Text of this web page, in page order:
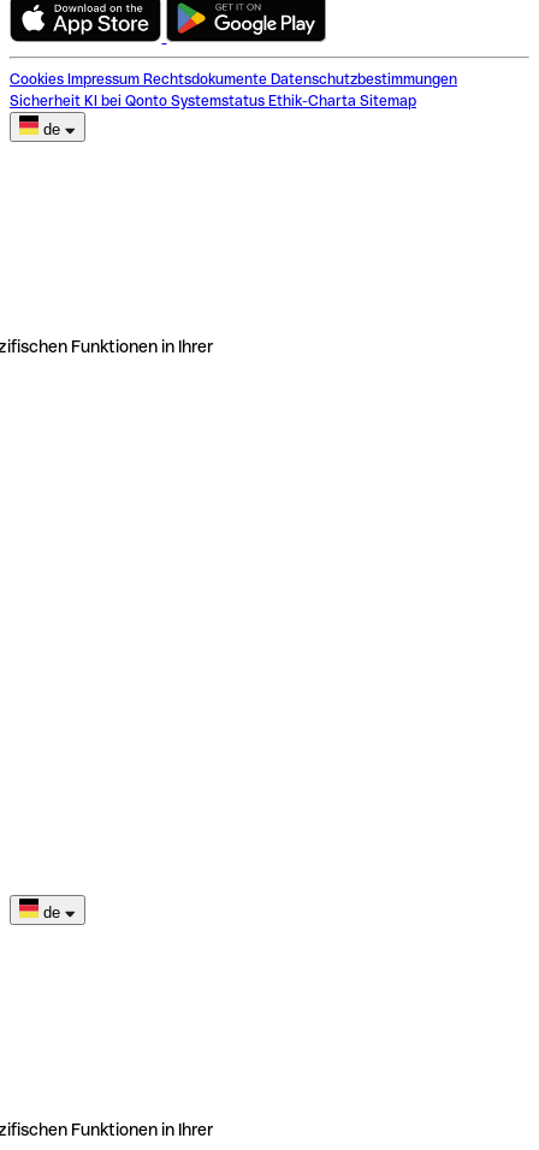
Cookies Impressum Rechtsdokumente Datenschutzbestimmungen
Sicherheit KI bei Qonto Systemstatus Ethik-Charta Sitemap
de
Funktionen in Ihrer
de
Funktionen in Ihrer